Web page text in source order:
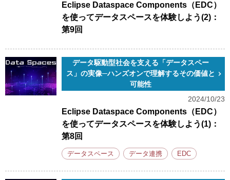
Eclipse Dataspace Components（EDC）
を使ってデータスペースを体験しよう(2)：
第9回
データ駆動型社会を支える「データスペー
ス」の実像─ハンズオンで理解するその価値と
可能性
2024/10/23
Eclipse Dataspace Components（EDC）
を使ってデータスペースを体験しよう(1)：
第8回
データスペース データ連携 EDC